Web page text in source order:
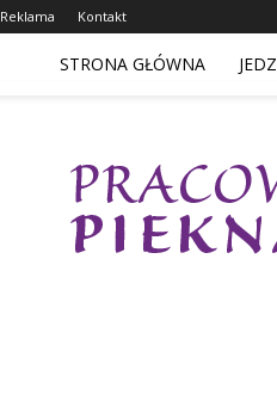
Reklama Kontakt
STRONA GŁÓWNA JEDZ